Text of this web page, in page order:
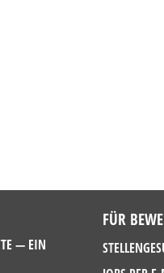
— EIN
FÜR